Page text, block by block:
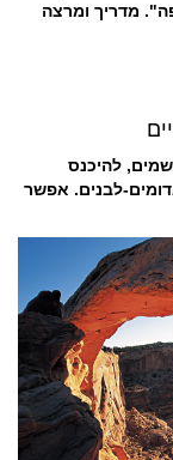
מדריך ומרצה
להיכנס
לבנים. אפשר